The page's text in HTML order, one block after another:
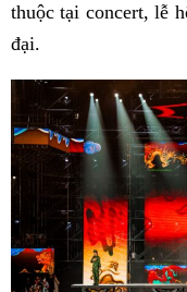
thuộc tại concert, lễ
đại.